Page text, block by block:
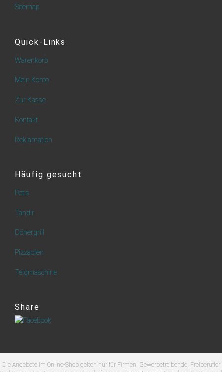
Sitemap
Quick-Links
Warenkorb
Mein Konto
Zur Kasse
Kontakt
Reklamation
Häufig gesucht
Potis
Tandir
Dönergrill
Pizzaofen
Teigmaschine
Share
Die Angebote im Online-Shop gelten nur für Firmen, Gewerbetreibende, Freiberufler